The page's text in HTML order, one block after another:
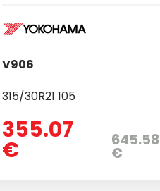
V906
315/30R21 105
355.07
€ 645.58
€